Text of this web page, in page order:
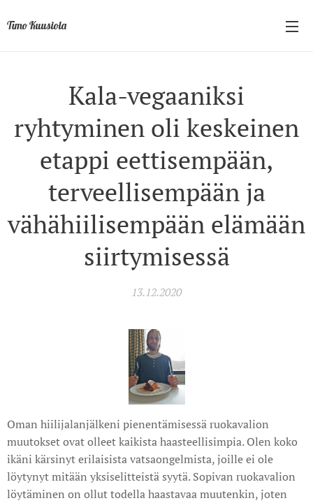
Timo Kuusiola
Kala-vegaaniksi
ryhtyminen oli keskeinen
etappi eettisempään,
terveellisempään ja
vähähiilisempään elämään
siirtymisessä
13.12.2020
Oman hiilijalanjälkeni pienentämisessä ruokavalion
muutokset ovat olleet kaikista haasteellisimpia. Olen koko
ikäni kärsinyt erilaisista vatsaongelmista, joille ei ole
löytynyt mitään yksiselitteistä syytä. Sopivan ruokavalion
löytäminen on ollut todella haastavaa muutenkin, joten